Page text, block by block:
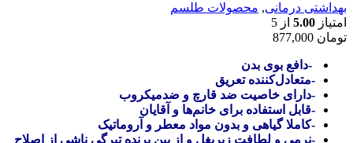
بهداشتی درمانی, محصولات طلسم
امتیاز 5.00 از 5
تومان
-دافع بوی بدن
-متعادل‌کننده تعریق
-دارای خاصیت ضد قارچ و ضدمیکروب
-قابل استفاده برای خانم‌ها و آقایان
-کاملا گیاهی و بدون مواد معطر و آروماتیک
-نرمی و لطافت زیربغل و از بین برنده تیرگی ناشی از اصلاح